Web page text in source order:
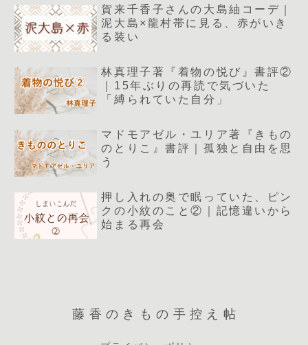
賀来千香子さんの大島紬コーデ｜
泥大島×龍村帯に見る、赤がいき
る装い
林真理子著『着物の悦び』書評②
｜15年ぶりの再読で気づいた
「縛られていた自分」
マドモアゼル・ユリア著『きもの
のとりこ』書評｜孤独と自由を思
う
押し入れの奥で眠っていた、ピン
クの小紋のこと②｜記憶違いから
始まる再会
藤香のきもの手控え帖